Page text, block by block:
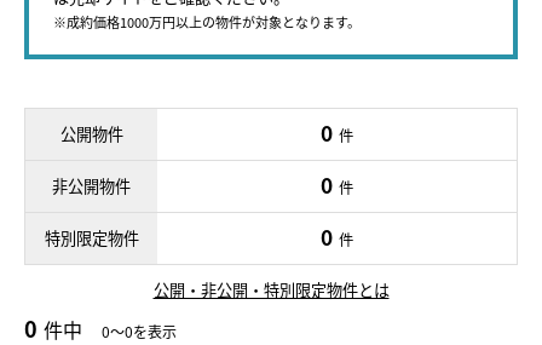
※成約価格1000万円以上の物件が対象となります。
公開物件 0 件
非公開物件 0 件
特別限定物件 0 件
公開・非公開・特別限定物件とは
0 件中 0～0を表示